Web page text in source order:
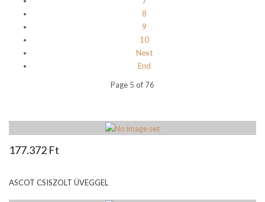
8
9
10
Next
End
Page 5 of 76
177.372 Ft
ASCOT CSISZOLT ÜVEGGEL